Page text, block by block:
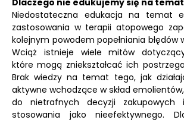
Dlaczego nie edukujemy się na
Niedostateczna edukacja na temat
zastosowania w terapii atopowego
kolejnym powodem popełniania błędów
Wciąż istnieje wiele mitów
które mogą zniekształcać ich
Brak wiedzy na temat tego, jak
aktywne wchodzące w skład
do nietrafnych decyzji zakupowych
stosowania jako nieefektywnego.